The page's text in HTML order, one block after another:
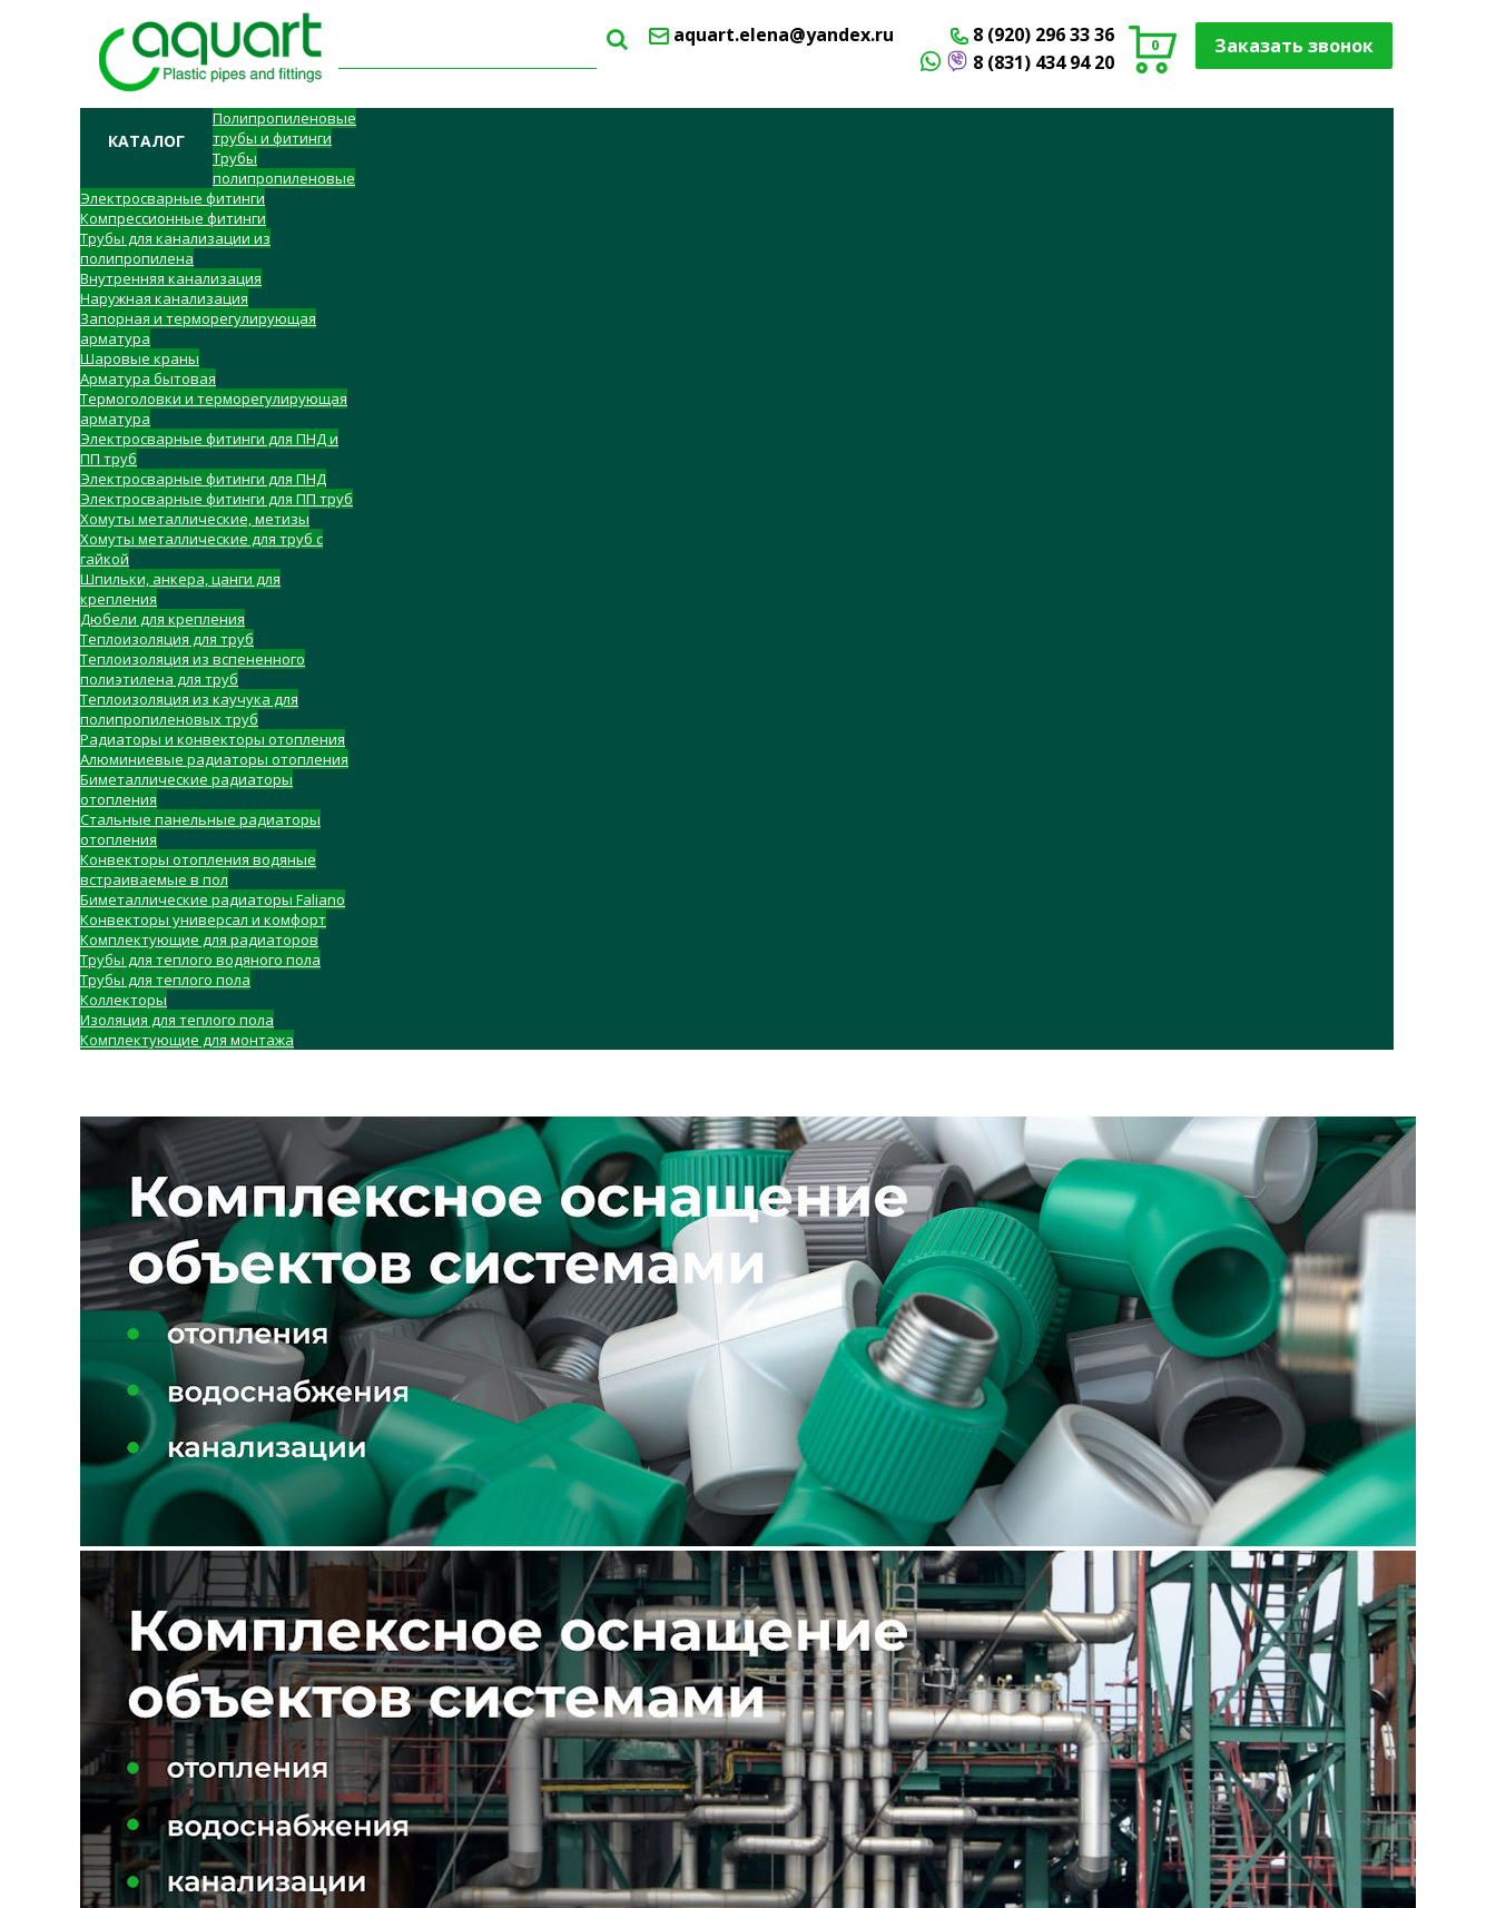
aquart.elena@yandex.ru
8 (920) 296 33 36
8 (831) 434 94 20
0 Заказать звонок
КАТАЛОГ
Полипропиленовые
трубы и фитинги
Трубы
полипропиленовые
Электросварные фитинги
Компрессионные фитинги
Трубы для канализации из
полипропилена
Внутренняя канализация
Наружная канализация
Запорная и терморегулирующая
арматура
Шаровые краны
Арматура бытовая
Термоголовки и терморегулирующая
арматура
Электросварные фитинги для ПНД и
ПП труб
Электросварные фитинги для ПНД
Электросварные фитинги для ПП труб
Хомуты металлические, метизы
Хомуты металлические для труб с
гайкой
Шпильки, анкера, цанги для
крепления
Дюбели для крепления
Теплоизоляция для труб
Теплоизоляция из вспененного
полиэтилена для труб
Теплоизоляция из каучука для
полипропиленовых труб
Радиаторы и конвекторы отопления
Алюминиевые радиаторы отопления
Биметаллические радиаторы
отопления
Стальные панельные радиаторы
отопления
Конвекторы отопления водяные
встраиваемые в пол
Биметаллические радиаторы Faliano
Конвекторы универсал и комфорт
Комплектующие для радиаторов
Трубы для теплого водяного пола
Трубы для теплого пола
Коллекторы
Изоляция для теплого пола
Комплектующие для монтажа